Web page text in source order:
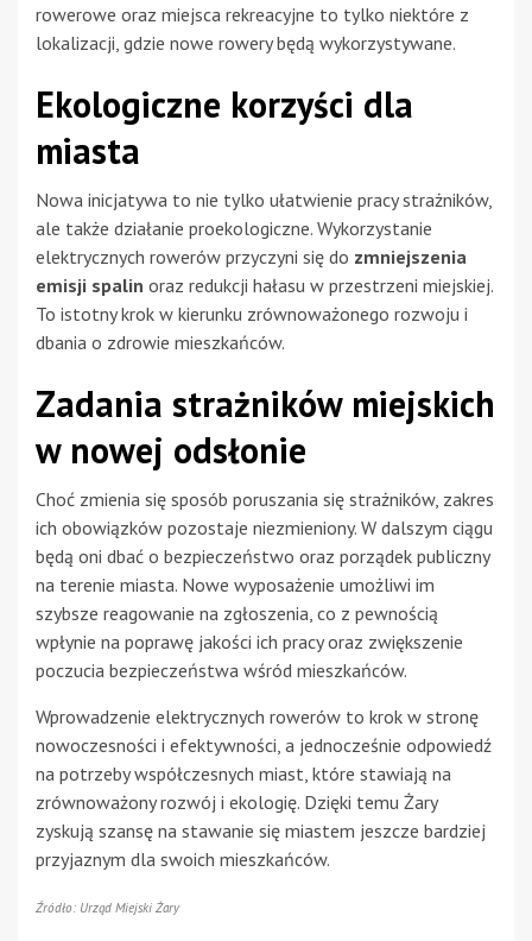
rowerowe oraz miejsca rekreacyjne to tylko niektóre z
lokalizacji, gdzie nowe rowery będą wykorzystywane.
Ekologiczne korzyści dla
miasta
Nowa inicjatywa to nie tylko ułatwienie pracy strażników,
ale także działanie proekologiczne. Wykorzystanie
elektrycznych rowerów przyczyni się do zmniejszenia
emisji spalin oraz redukcji hałasu w przestrzeni miejskiej.
To istotny krok w kierunku zrównoważonego rozwoju i
dbania o zdrowie mieszkańców.
Zadania strażników miejskich
w nowej odsłonie
Choć zmienia się sposób poruszania się strażników, zakres
ich obowiązków pozostaje niezmieniony. W dalszym ciągu
będą oni dbać o bezpieczeństwo oraz porządek publiczny
na terenie miasta. Nowe wyposażenie umożliwi im
szybsze reagowanie na zgłoszenia, co z pewnością
wpłynie na poprawę jakości ich pracy oraz zwiększenie
poczucia bezpieczeństwa wśród mieszkańców.
Wprowadzenie elektrycznych rowerów to krok w stronę
nowoczesności i efektywności, a jednocześnie odpowiedź
na potrzeby współczesnych miast, które stawiają na
zrównoważony rozwój i ekologię. Dzięki temu Żary
zyskują szansę na stawanie się miastem jeszcze bardziej
przyjaznym dla swoich mieszkańców.
Źródło: Urząd Miejski Żary